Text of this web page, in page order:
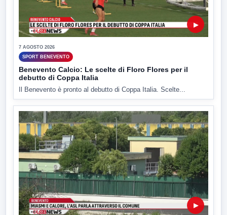
▶
7 AGOSTO 2026
SPORT BENEVENTO
Benevento Calcio: Le scelte di Floro Flores per il
debutto di Coppa Italia
Il Benevento è pronto al debutto di Coppa Italia. Scelte...
▶